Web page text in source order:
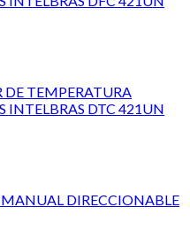
DE TEMPERATURA
INTELBRAS DTC 421UN
DIRECCIONABLE